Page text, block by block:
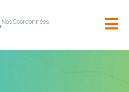
Nos Coordonnées